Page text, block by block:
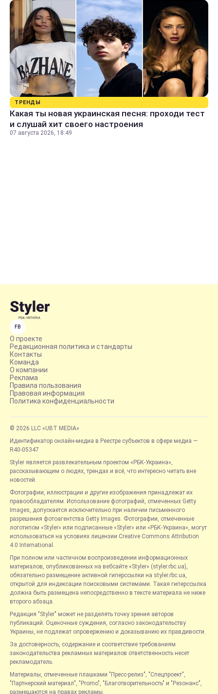
ТРЕНДЫ
Какая ты новая украинская песня: проходи тест
и слушай хит своего настроения
07 августа 2026, 18:49
FB
О проекте
Редакционная политика и стандарты
Контакты
Команда
О компании
Реклама
Правила пользования
Правовая информация
Политика конфиденциальности
© 2026 LLC «UBT MEDIA»
Идентификатор онлайн-медиа в Реестре субъектов в сфере медиа —
R40-05347
Styler является развлекательным проектом «РБК-Украина»,
рассказывающим о людях, трендах и всё, что интересно читать вне
новостей.
Фотографии, иллюстрации и другие изображения принадлежат их
правообладателям. Использование фотографий, отмеченных Getty
Images, допускается исключительно при наличии письменного
разрешения фотоагентства Getty Images. Фотографии, отмеченные
логотипом «Styler» или подписанные «Styler» или «РБК-Украина», могут
использоваться на условиях лицензии Creative Commons Attribution
4.0 International.
При полном или частичном воспроизведении информационных
материалов, опубликованных на вебсайте «Styler» (styler.rbc.ua),
обязательно размещение активной гиперссылки на styler.rbc.ua,
открытой для индексации поисковыми системами. Такая гиперссылка
должна быть размещена непосредственно в тексте материала не ниже
второго абзаца.
Редакция "Styler" может не разделять точку зрения авторов
публикаций. Оценочные суждения, согласно законодательству
Украины, не подлежат опровержению и доказыванию их правдивости.
За достоверность, содержание и соответствие требованиям
законодательства рекламных материалов ответственность несет
рекламодатель.
Материалы, отмеченные плашками "Пресс-релиз", "Спецпроект",
"Партнерский материал", "Promo", "Благотворительность" и "Резонанс",
размещаются на правах рекламы.